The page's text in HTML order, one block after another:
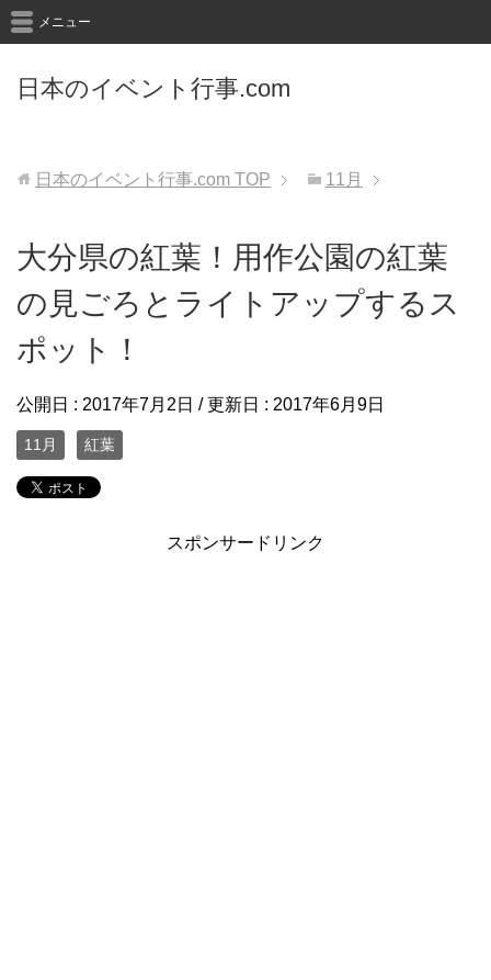
日本のイベント行事.com
メニュー
日本のイベント行事.com TOP 11月
大分県の紅葉！用作公園の紅葉
の見ごろとライトアップするス
ポット！
公開日 : 2017年7月2日 / 更新日 : 2017年6月9日
11月 紅葉
スポンサードリンク